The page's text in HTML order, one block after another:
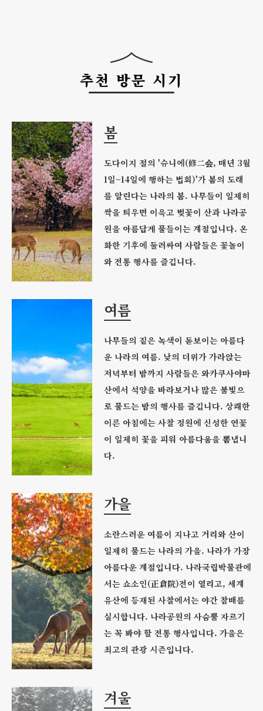
추천 방문 시기
봄
도다이지 절의 '슈니에(修二会, 매년 3월
1일~14일에 행하는 법회)'가 봄의 도래
를 알린다는 나라의 봄. 나무들이 일제히
싹을 틔우면 이윽고 벚꽃이 산과 나라공
원을 아름답게 물들이는 계절입니다. 온
화한 기후에 둘러싸여 사람들은 꽃놀이
와 전통 행사를 즐깁니다.
여름
나무들의 짙은 녹색이 돋보이는 아름다
운 나라의 여름. 낮의 더위가 가라앉는
저녁부터 밤까지 사람들은 와카쿠사야마
산에서 석양을 바라보거나 많은 불빛으
로 물드는 밤의 행사를 즐깁니다. 상쾌한
이른 아침에는 사찰 정원에 신성한 연꽃
이 일제히 꽃을 피워 아름다움을 뽐냅니
다.
가을
소란스러운 여름이 지나고 거리와 산이
일제히 물드는 나라의 가을. 나라가 가장
아름다운 계절입니다. 나라국립박물관에
서는 쇼소인(正倉院)전이 열리고, 세계
유산에 등재된 사찰에서는 야간 참배를
실시합니다. 나라공원의 사슴뿔 자르기
는 꼭 봐야 할 전통 행사입니다. 가을은
최고의 관광 시즌입니다.
겨울